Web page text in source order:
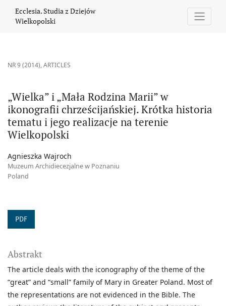
Ecclesia. Studia z Dziejów
Wielkopolski
NR 9 (2014),ARTICLES
„Wielka” i „Mała Rodzina Marii” w
ikonografii chrześcijańskiej. Krótka historia
tematu i jego realizacje na terenie
Wielkopolski
Agnieszka Wajroch
Muzeum Archidiecezjalne w Poznaniu
Poland
PDF
Abstrakt
The article deals with the iconography of the theme of the
“great” and “small” family of Mary in Greater Poland. Most of
the representations are not evidenced in the Bible. The